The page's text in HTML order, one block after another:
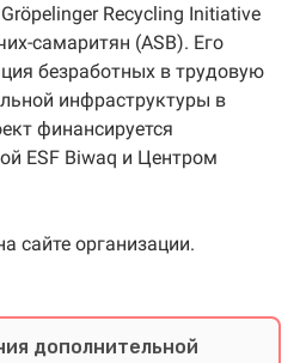
Recycling Initiative
самаритян (ASB). Его
безработных в трудовую
инфраструктуры в
финансируется
ESF Biwaq и Центром
сайте организации.
дополнительной